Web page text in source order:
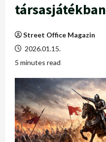
társasjátékban
Street Office Magazin
2026.01.15.
5 minutes read